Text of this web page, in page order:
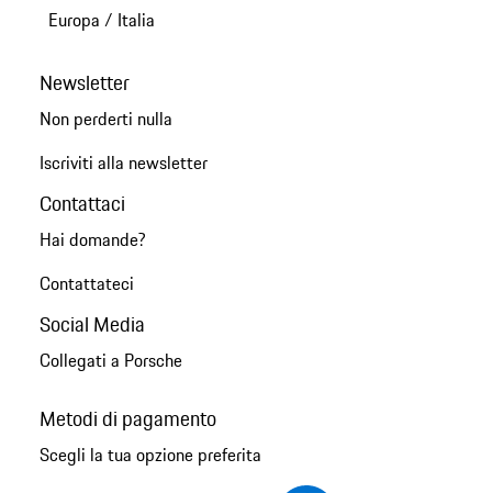
Europa / Italia
Newsletter
Non perderti nulla
Iscriviti alla newsletter
Contattaci
Hai domande?
Contattateci
Social Media
Collegati a Porsche
Metodi di pagamento
Scegli la tua opzione preferita